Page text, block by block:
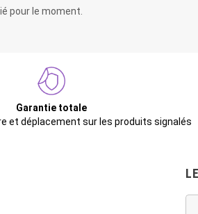
pour le moment.
Garantie totale
et déplacement sur les produits signalés